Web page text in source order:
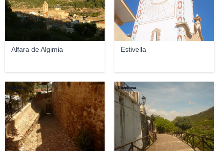
Alfara de Algimia Estivella
Revoltosa Revoltosa